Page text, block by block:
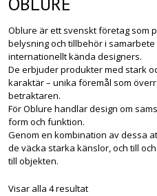
Oblure är ett svenskt företag som
belysning och tillbehör i samarbete
internationellt kända designers.
De erbjuder produkter med stark
karaktär – unika föremål som
betraktaren.
För Oblure handlar design om
form och funktion.
Genom en kombination av dessa
de väcka starka känslor, och till
till objekten.
Visar alla 4 resultat